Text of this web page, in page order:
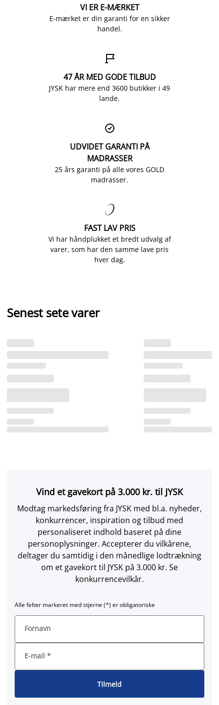
VI ER E-MÆRKET
E-mærket er din garanti for en sikker
handel.

47 ÅR MED GODE TILBUD
JYSK har mere end 3600 butikker i 49
lande.

UDVIDET GARANTI PÅ
MADRASSER
25 års garanti på alle vores GOLD
madrasser.

FAST LAV PRIS
Vi har håndplukket et bredt udvalg af
varer, som har den samme lave pris
hver dag.
Senest sete varer
Vind et gavekort på 3.000 kr. til JYSK
Modtag markedsføring fra JYSK med bl.a. nyheder,
konkurrencer, inspiration og tilbud med
personaliseret indhold baseret på dine
personoplysninger. Accepterer du vilkårene,
deltager du samtidig i den månedlige lodtrækning
om et gavekort til JYSK på 3.000 kr. Se
konkurrencevilkår.
Alle felter markeret med stjerne (*) er obligatoriske
Fornavn
E-mail *
Tilmeld